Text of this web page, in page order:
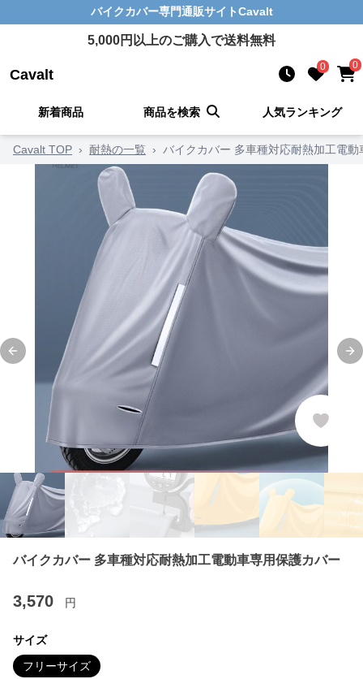
バイクカバー専門通販サイトCavalt
5,000円以上のご購入で送料無料
Cavalt 0 0
新着商品 商品を検索 人気ランキング
Cavalt TOP › 耐熱の一覧 › バイクカバー 多車種対応耐熱加工電動
Previous slide
バイクカバー 多車種対応耐熱加工電動車専用保護カバー
3,570 円
サイズ
フリーサイズ